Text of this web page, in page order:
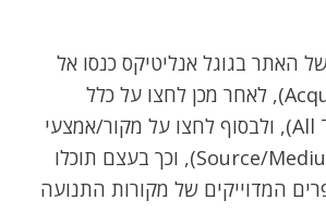
האתר בגוגל אנליטיקס כנסו אל
רכישה (Acquisition), לאחר מכן לחצו על כלל
התנועה (All Trafic), ולבסוף לחצו על מקור/אמצעי
הגעה לאתר (Source/Medium), וכך בעצם תוכלו
המדוייקים של מקורות התנועה